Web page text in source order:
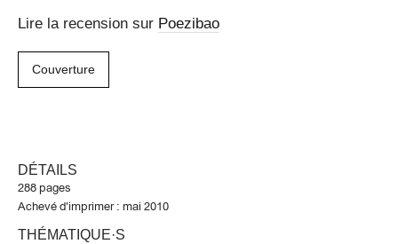
Lire la recension sur Poezibao
Couverture
DÉTAILS
288 pages
Achevé d'imprimer : mai 2010
THÉMATIQUE·S